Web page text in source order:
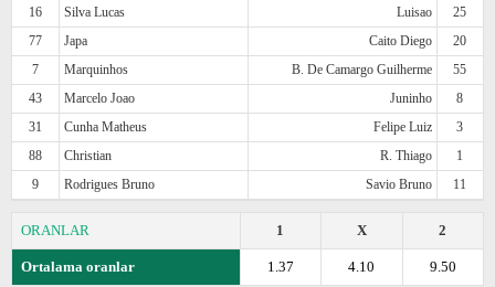
16
Silva Lucas Luisao
25
77
Japa Caito Diego
20
7
Marquinhos B. De Camargo Guilherme
55
43
Marcelo Joao Juninho
8
31
Cunha Matheus Felipe Luiz
3
88
Christian R. Thiago
1
9
Rodrigues Bruno Savio Bruno 11
ORANLAR 2
X
1
Ortalama oranlar 9.50
4.10
1.37